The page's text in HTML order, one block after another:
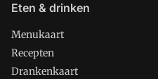
Eten & drinken
Menukaart
Recepten
Drankenkaart